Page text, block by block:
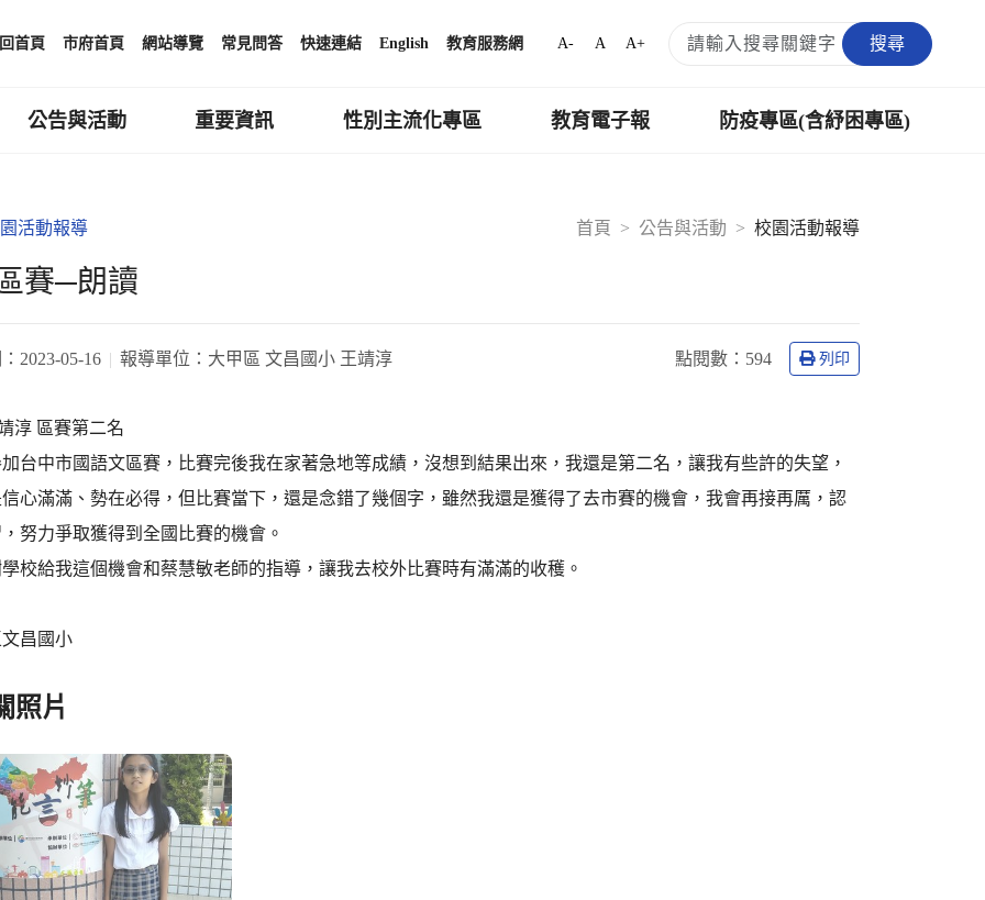
回首頁 市府首頁 網站導覽 常見問答 快速連結 English 教育服務網 A- A A+ 搜尋
公告與活動 重要資訊 性別主流化專區 教育電子報 防疫專區(含紓困專區)
首頁 公告與活動 校園活動報導
活動報導
賽─朗讀
2023-05-16 報導單位： 大甲區 文昌國小 王靖淳 點閱數： 594 列印
淳 區賽第二名
台中市國語文區賽，比賽完後我在家著急地等成績，沒想到結果出來，我還是第二名，讓我有些許的失望，
心滿滿、勢在必得，但比賽當下，還是念錯了幾個字，雖然我還是獲得了去市賽的機會，我會再接再厲，認
努力爭取獲得到全國比賽的機會。
校給我這個機會和蔡慧敏老師的指導，讓我去校外比賽時有滿滿的收穫。
昌國小
照片